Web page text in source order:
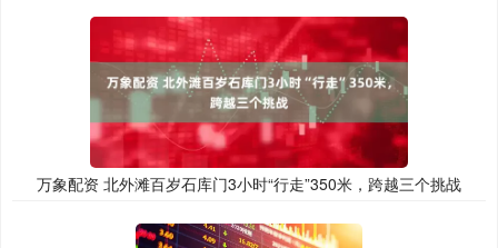
万象配资 北外滩百岁石库门3小时“行走”350米，跨越三个挑战